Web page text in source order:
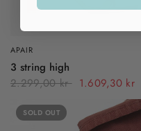
APAIR
3 string high
2.299,00 kr 1.609,30 kr
SOLD OUT